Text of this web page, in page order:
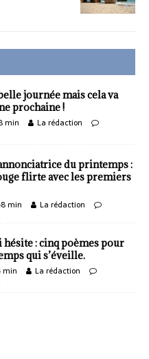
journée mais cela va
prochaine !
min
La rédaction
du printemps :
flirte avec les premiers
min
La rédaction
hésite : cinq poèmes pour
qui s’éveille.
min
La rédaction